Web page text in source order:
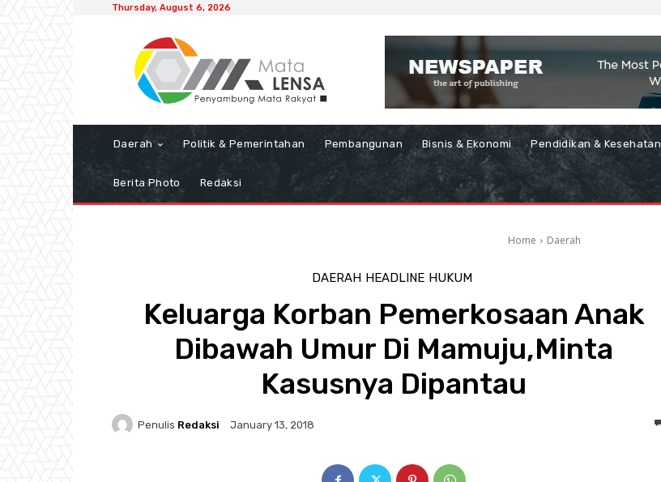
Thursday, August 6, 2026
Daerah Politik & Pemerintahan Pembangunan Bisnis & Ekonomi Pendidikan & Kesehatan
Berita Photo Redaksi
Home Daerah
DAERAH HEADLINE HUKUM
Keluarga Korban Pemerkosaan Anak
Dibawah Umur Di Mamuju,Minta
Kasusnya Dipantau
Penulis Redaksi January 13, 2018